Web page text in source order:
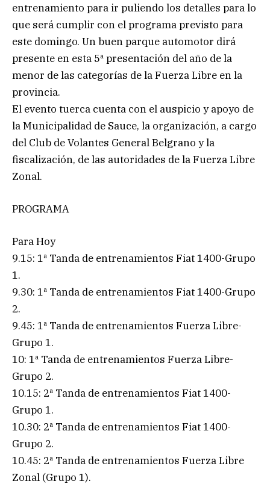
entrenamiento para ir puliendo los detalles para lo
que será cumplir con el programa previsto para
este domingo. Un buen parque automotor dirá
presente en esta 5ª presentación del año de la
menor de las categorías de la Fuerza Libre en la
provincia.
El evento tuerca cuenta con el auspicio y apoyo de
la Municipalidad de Sauce, la organización, a cargo
del Club de Volantes General Belgrano y la
fiscalización, de las autoridades de la Fuerza Libre
Zonal.
PROGRAMA
Para Hoy
9.15: 1ª Tanda de entrenamientos Fiat 1400-Grupo
1.
9.30: 1ª Tanda de entrenamientos Fiat 1400-Grupo
2.
9.45: 1ª Tanda de entrenamientos Fuerza Libre-
Grupo 1.
10: 1ª Tanda de entrenamientos Fuerza Libre-
Grupo 2.
10.15: 2ª Tanda de entrenamientos Fiat 1400-
Grupo 1.
10.30: 2ª Tanda de entrenamientos Fiat 1400-
Grupo 2.
10.45: 2ª Tanda de entrenamientos Fuerza Libre
Zonal (Grupo 1).